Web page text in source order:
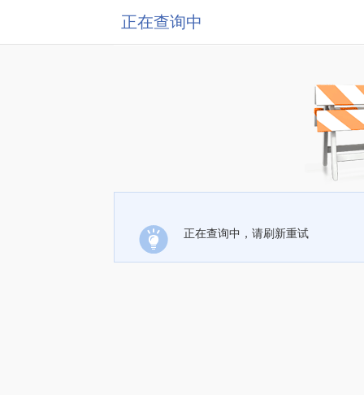
正在查询中
正在查询中，请刷新重试